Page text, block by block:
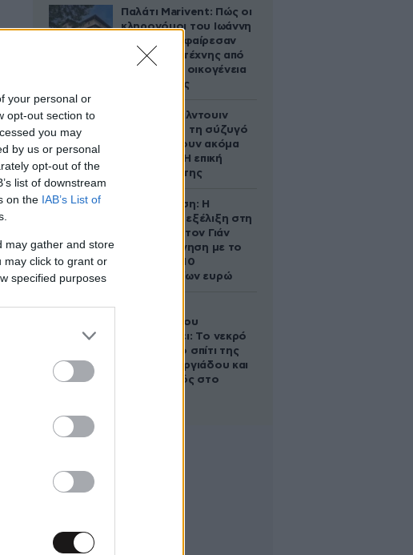
your personal or
opt-out section to
you may
by us or personal
opt-out of the
list of downstream
on the IAB’s List of
may gather and store
may click to grant or
specified purposes
Παλάτι Marivent: Πώς οι
κληρονόμοι του Ιωάννη
Σαριδάκη αφαίρεσαν
1.300 έργα τέχνης από
τη βασιλική οικογένεια
της Ισπανίας
Ο Άλεκ Μπάλντουιν
ζήτησε από τη σύζυγό
του να κάνουν ακόμα
ένα παιδί – Η επική
αντίδρασή της
Αθηνά Ωνάση: Η
απρόσμενη εξέλιξη στη
διαμάχη με τον Γιάν
Τοπς – Η κίνηση με το
άλογο των 10
εκατομμυρίων ευρώ
Τζώρτζογλου
αποκαλύπτει: Το νεκρό
έμβρυο στο σπίτι της
Μαρίας Γεωργιάδου και
ο εγκλεισμός στο